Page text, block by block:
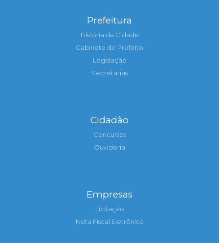
Prefeitura
História da Cidade
Gabinete do Prefeito
Legislação
Secretarias
Cidadão
Concursos
Ouvidoria
Empresas
Licitação
Nota Fiscal Eletrônica